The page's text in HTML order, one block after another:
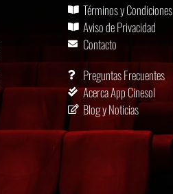
Términos y Condiciones
Aviso de Privacidad
Contacto
Preguntas Frecuentes
Acerca App Cinesol
Blog y Noticias